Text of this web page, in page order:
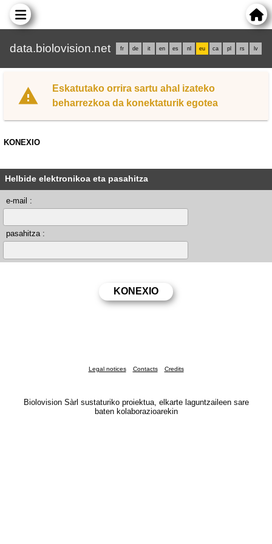
data.biolovision.net fr de it en es nl eu ca pl rs lv
Eskatutako orrira sartu ahal izateko
beharrezkoa da konektaturik egotea
KONEXIO
Helbide elektronikoa eta pasahitza
e-mail :
pasahitza :
Legal notices Contacts Credits
Biolovision Sàrl sustaturiko proiektua, elkarte laguntzaileen sare
baten kolaborazioarekin